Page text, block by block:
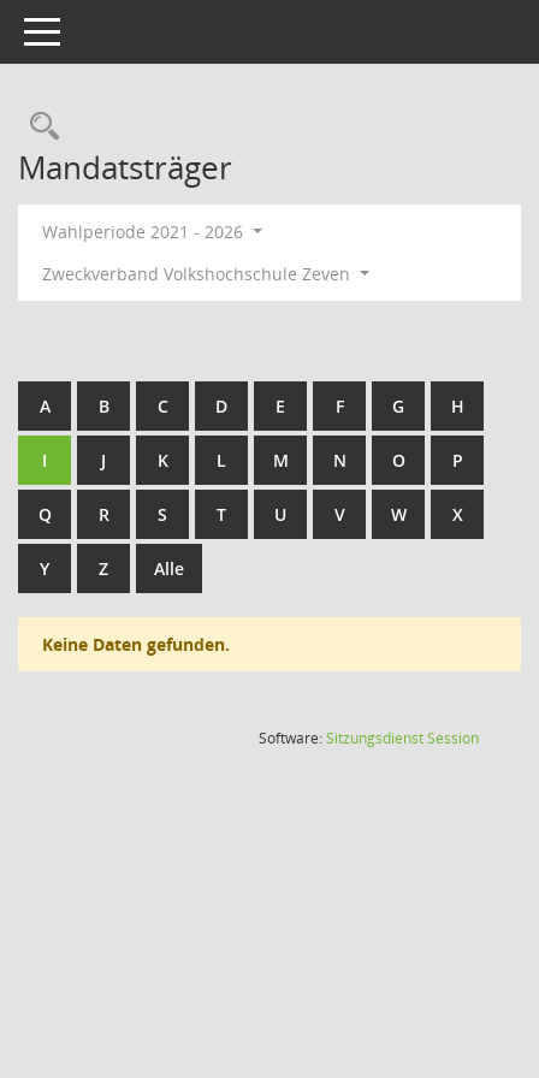
Toggle navigation
Rechercheauswahl
Mandatsträger
Wahlperiode 2021 - 2026
Zweckverband Volkshochschule Zeven
A B C D E F G H
I J K L M N O P
Q R S T U V W X
Y Z Alle
Keine Daten gefunden.
Software:SitzungsdienstSession(Wird in